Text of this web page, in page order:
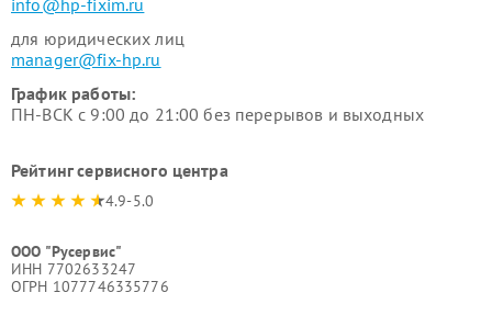
info@hp-fixim.ru
для юридических лиц
manager@fix-hp.ru
График работы:
ПН-ВСК с 9:00 до 21:00 без перерывов и выходных
Рейтинг сервисного центра
4.9-5.0
ООО "Русервис"
ИНН 7702633247
ОГРН 1077746335776